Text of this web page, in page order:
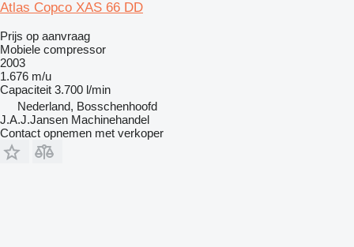
Atlas Copco XAS 66 DD
Prijs op aanvraag
Mobiele compressor
2003
1.676 m/u
Capaciteit 3.700 l/min
Nederland, Bosschenhoofd
J.A.J.Jansen Machinehandel
Contact opnemen met verkoper